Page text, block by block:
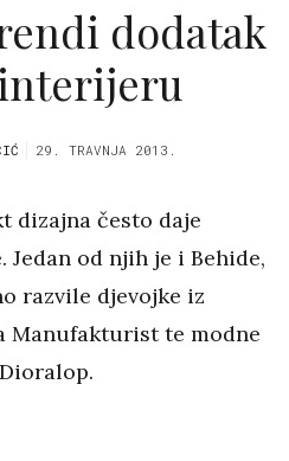
dodatak
29. TRAVNJA 2013.
dizajna često daje
od njih je i Behide,
razvile djevojke iz
Manufakturist te modne